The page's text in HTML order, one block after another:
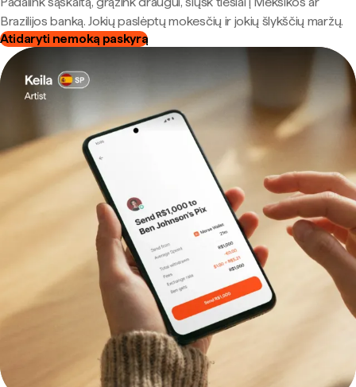
Brazilijos banką. Jokių paslėptų mokesčių ir jokių šlykščių maržų.
Atidaryti nemoką paskyrą